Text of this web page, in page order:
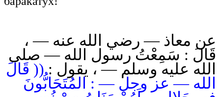
عن معاذ — رضي الله عنه — ،
قَالَ : سَمِعْتُ رسول الله — صلى
الله عليه وسلم — ، يقول :(( قَالَ
الله — عز وجل — : المُتَحَابُّونَ